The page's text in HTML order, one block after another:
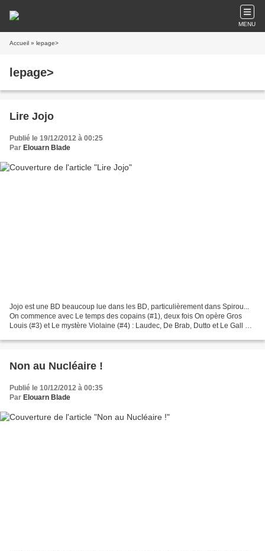
MENU
Accueil » lepage>
lepage>
Lire Jojo
Publié le 19/12/2012 à 00:25
Par Elouarn Blade
Jojo est une BD beaucoup lue dans les BD, particulièrement dans Spirou...
On commence avec Le temps des copains (#1), deux fois On opère Gros
Louis (#3) et Le mystère Violaine (#4) : Laudec, De Brab, Dutto et Le Gall et
Non au Nucléaire !
Publié le 10/12/2012 à 00:35
Par Elouarn Blade